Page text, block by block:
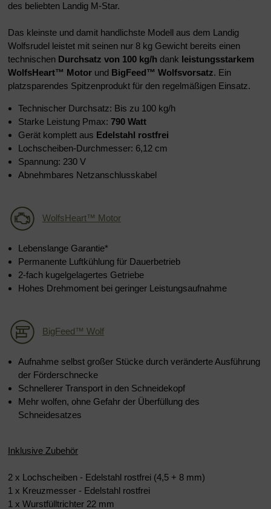
des beliebten Landig M-Star.
Das kleinste und damit handlichste Modell aus dem Landig
Wolfsrudel leistet mit seinen nur 8 kg Gewicht bereits einen
technischen Durchsatz von 100 kg/h dank leistungsstarkem
WolfsHeart™ Motor und BigFeed™ Wolfsvorsatz. Ein
platzsparendes Spitzenprodukt für den regelmäßigen Einsatz.
Technischer Durchsatz: Bis zu 100 kg/h
Starke Leistung Pmax: 790 Watt
Gerät komplett aus Edelstahl rostfrei
Lochscheiben-Durchmesser: 6,12 cm
Spannung: 230 V
Abnehmbares Netzanschlusskabel
WolfsHeart™ Motor
Lebenslange Garantie*
Permanente Luftkühlung für Dauerbetrieb
2-fach kugelgelagertes Getriebe
Hohes Drehmoment bei geringer Leistungsaufnahme
BigFeed™ Wolf
Aufnahme selbst großer Stücke durch veränderte Ausführung
der Förderschnecke
Schnellerer Transport in den Schneidekopf
Mehr wolfen, ohne Gefahr der Überfüllung des
Schneidesatzes
Inklusive Zubehör
2 x Lochscheiben - Edelstahl rostfrei (4,5 + 8 mm)
1 x Kreuzmesser - Edelstahl rostfrei
1 x Wurstfülltrichter 22 mm